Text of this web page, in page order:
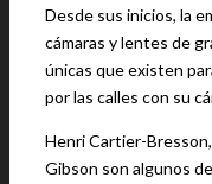
Desde sus inicios, la
cámaras y lentes de
únicas que existen
por las calles con su
Henri Cartier-
Gibson son algunos